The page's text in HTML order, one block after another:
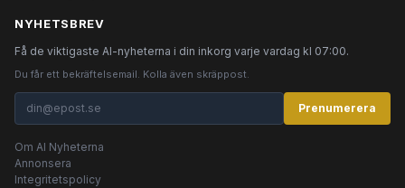
NYHETSBREV
Få de viktigaste AI-nyheterna i din inkorg varje vardag kl 07:00.
Du får ett bekräftelsemail. Kolla även skräppost.
Prenumerera
Om AI Nyheterna
Annonsera
Integritetspolicy